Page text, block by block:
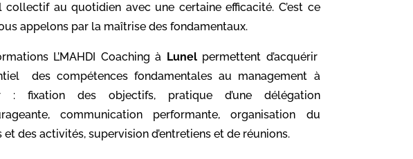
collectif au quotidien avec une certaine efficacité. C’est ce
appelons par la maîtrise des fondamentaux.
L’MAHDI Coaching à Lunelpermettent d’acquérir
des compétences fondamentales au management à
: fixation des objectifs, pratique d’une délégation
communication performante, organisation du
et des activités, supervision d’entretiens et de réunions.